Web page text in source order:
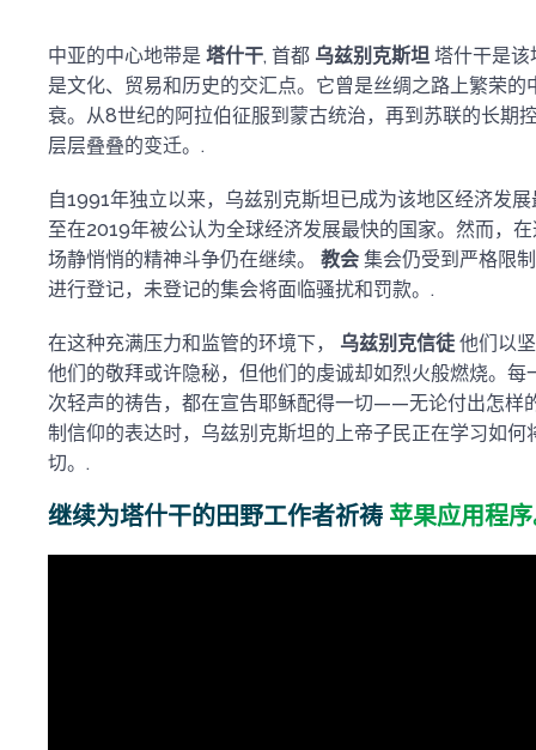
中亚的中心地带是 塔什干, 首都 乌兹别克斯坦 塔什干是该
是文化、贸易和历史的交汇点。它曾是丝绸之路上繁荣的
衰。从8世纪的阿拉伯征服到蒙古统治，再到苏联的长期
层层叠叠的变迁。.
自1991年独立以来，乌兹别克斯坦已成为该地区经济发
至在2019年被公认为全球经济发展最快的国家。然而，
场静悄悄的精神斗争仍在继续。 教会 集会仍受到严格限
进行登记，未登记的集会将面临骚扰和罚款。.
在这种充满压力和监管的环境下， 乌兹别克信徒 他们以
他们的敬拜或许隐秘，但他们的虔诚却如烈火般燃烧。每
次轻声的祷告，都在宣告耶稣配得一切——无论付出怎样
制信仰的表达时，乌兹别克斯坦的上帝子民正在学习如何
切。.
继续为塔什干的田野工作者祈祷 苹果应用程